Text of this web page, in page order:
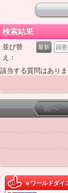
検索結果
並び替
え：
最新 回
該当する質問はありま
前へ
ｅワールドダイ